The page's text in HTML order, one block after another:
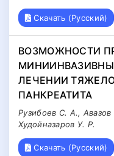
Скачать (Русский)
ВОЗМОЖНОСТИ
ЛЕЧЕНИИ
ПАНКРЕАТИТА
Рузибоев С. А.,
Худойназаров У. Р.
Скачать (Русский)